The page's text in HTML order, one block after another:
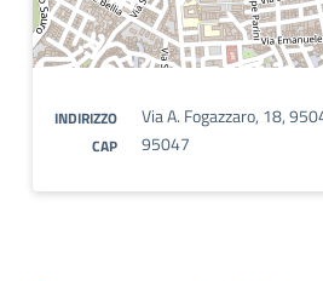
INDIRIZZO Via A. Fogazzaro, 18,
CAP 95047